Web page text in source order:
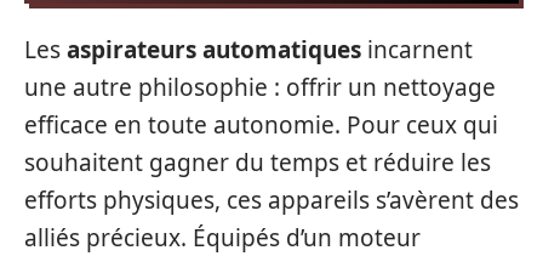
Lesaspirateurs automatiques incarnent
une autre philosophie : offrir un nettoyage
efficace en toute autonomie. Pour ceux qui
souhaitent gagner du temps et réduire les
efforts physiques, ces appareils s’avèrent des
alliés précieux. Équipés d’un moteur